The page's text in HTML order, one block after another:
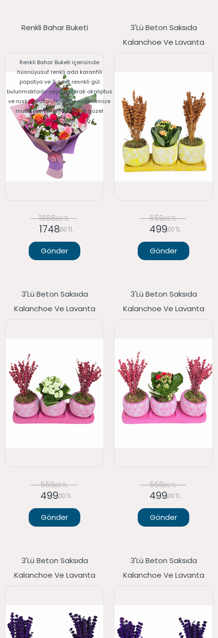
Renkli Bahar Buketi
Renkli Bahar Buketi içerisinde
hüsnüyusuf renkli ada karanfili
papatya ve 3 adet resnkli gül
bulunmaktadır yeşillik olarak okaliptus
ve ruskus kullanılmıştır. sevdiklerinize
mutlu etmek için verilecek güzel
birhediyedir.
1888,60 TL
1748,60 TL
Gönder
3'lü Beton Saksıda
Kalanchoe Ve Lavanta
559,00 TL
499,00 TL
Gönder
3'lü Beton Saksıda
Kalanchoe Ve Lavanta
559,00 TL
499,00 TL
Gönder
3'lü Beton Saksıda
Kalanchoe Ve Lavanta
559,00 TL
499,00 TL
Gönder
3'lü Beton Saksıda
Kalanchoe Ve Lavanta
3'lü Beton Saksıda
Kalanchoe Ve Lavanta